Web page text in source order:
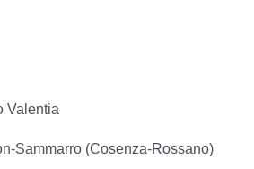
Valentia
Sammarro (Cosenza-Rossano)